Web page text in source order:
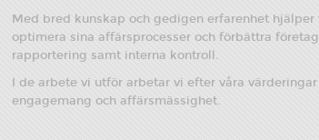
Med bred kunskap och gedigen erfarenhet hjälper
optimera sina affärsprocesser och förbättra
rapportering samt interna kontroll.
I de arbete vi utför arbetar vi efter våra
engagemang och affärsmässighet.